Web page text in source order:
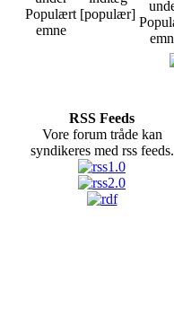
[populær]
RSS Feeds
Vore forum tråde kan
syndikeres med rss feeds.